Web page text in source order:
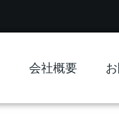
会社概要